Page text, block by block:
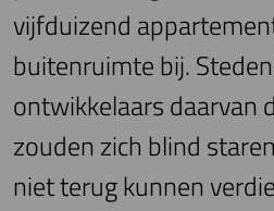
vijfduizend
buitenruimte bij.
ontwikkelaars daarvan
zouden zich blind
niet terug kunnen